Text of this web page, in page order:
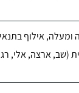
בחום!
ומעלה, אילוף בתנאי
(שב, ארצה, אלי,